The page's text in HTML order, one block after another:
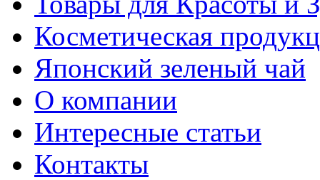
Косметическая
Японский зеленый чай
О компании
Интересные статьи
Контакты